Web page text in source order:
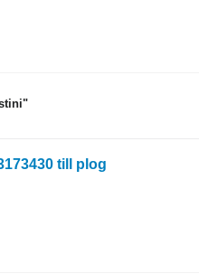
till plog